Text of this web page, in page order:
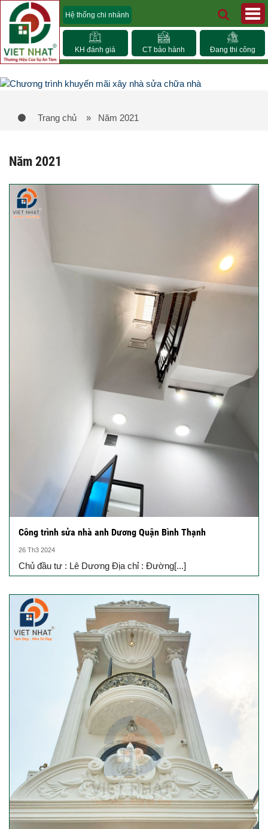
Hệ thống chi nhánh
KH đánh giá CT bảo hành Đang thi công
Trang chủ » Năm 2021
Năm 2021
Công trình sửa nhà anh Dương Quận Bình Thạnh
26 Th3 2024
Chủ đầu tư : Lê Dương Địa chỉ : Đường[...]